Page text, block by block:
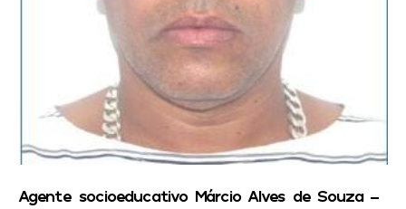
Agente socioeducativo Márcio Alves de Souza –